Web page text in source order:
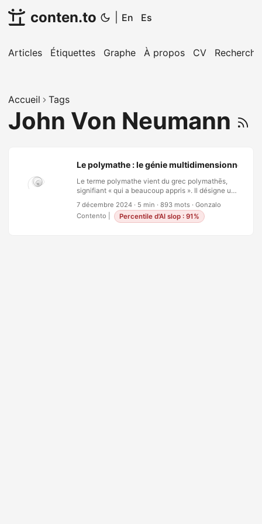
conten.to En Es
Articles Étiquettes Graphe À propos CV
Accueil Tags
John Von Neumann
Le polymathe : le génie multidimensionnel
Le terme polymathe vient du grec polymathēs,
signifiant « qui a beaucoup appris ». Il désigne un
individu dont l’expertise couvre de multiples
domaines du savoir et qui synthétise cette
ampleur de compréhension pour créer des idées
7 décembre 2024 · 5 min · 893 mots · Gonzalo
Contento
Percentile d'AI slop : 91%